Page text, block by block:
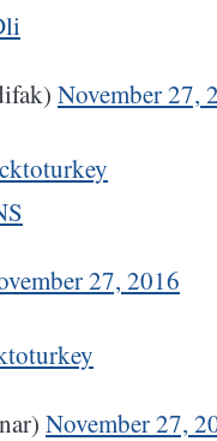
November 27,
27, 2016
November 27,